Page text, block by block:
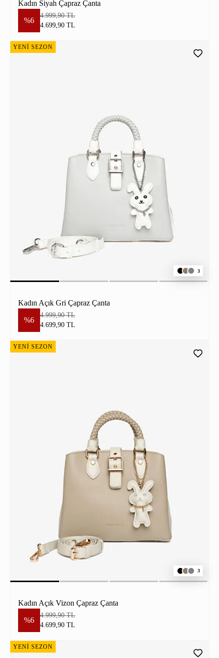
Kadın Siyah Çapraz Çanta
%6
4.999,90 TL
4.699,90 TL
YENİ SEZON
3
Kadın Açık Gri Çapraz Çanta
%6
4.999,90 TL
4.699,90 TL
YENİ SEZON
3
Kadın Açık Vizon Çapraz Çanta
%6
4.999,90 TL
4.699,90 TL
YENİ SEZON